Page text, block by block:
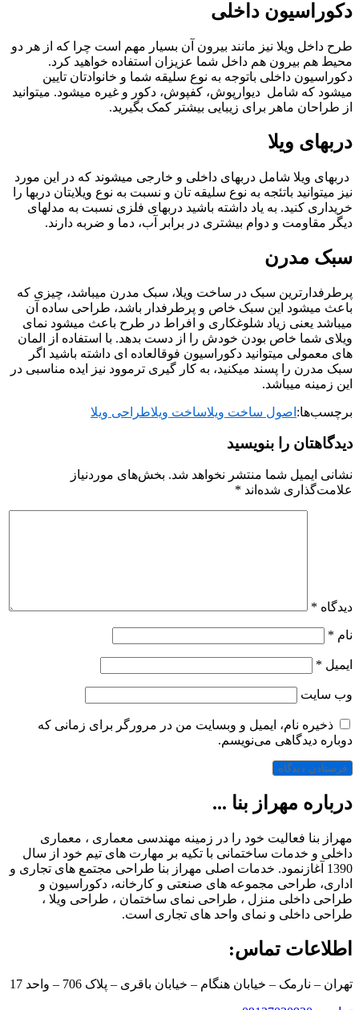
دکوراسیون داخلی
طرح داخل ویلا نیز مانند بیرون آن بسیار مهم است چرا که از هر دو
محیط هم بیرون هم داخل شما عزیزان استفاده خواهید کرد.
دکوراسیون داخلی باتوجه به نوع سلیقه شما و خانوادتان تایین
میشود که شامل دیوارپوش، کفپوش، دکور و غیره میشود. میتوانید
از طراحان ماهر برای زیبایی بیشتر کمک بگیرید.
دربهای ویلا
دربهای ویلا شامل دربهای داخلی و خارجی میشوند که در این مورد
نیز میتوانید باتئجه به نوع سلیقه تان و نسبت به نوع ویلایتان دربها را
خریداری کنید. به یاد داشته باشید دربهای فلزی نسبت به مدلهای
دیگر مقاومت و دوام بیشتری در برابر آب، دما و ضربه دارند.
سبک مدرن
پرطرفدارترین سبک در ساخت ویلا، سبک مدرن میباشد، چیزی که
باعث میشود این سبک خاص و پرطرفدار باشد، طراحی ساده آن
میباشد یعنی زیاد شلوغکاری و افراط در طرح باعث میشود نمای
ویلای شما خاص بودن خودش را از دست بدهد. با استفاده از المان
های معمولی میتوانید دکوراسیون فوقالعاده ای داشته باشید اگر
سبک مدرن را پسند میکنید، به کار گیری ترموود نیز ایده مناسبی در
این زمینه میباشد.
برچسب‌ها: اصول ساخت ویلاساخت ویلاطراحی ویلا
دیدگاهتان را بنویسید
نشانی ایمیل شما منتشر نخواهد شد. بخش‌های موردنیاز
علامت‌گذاری شده‌اند *
دیدگاه *
نام *
ایمیل *
وب‌ سایت
ذخیره نام، ایمیل و وبسایت من در مرورگر برای زمانی که
دوباره دیدگاهی می‌نویسم.
درباره مهراز بنا ...
مهراز بنا فعالیت خود را در زمینه مهندسی معماری ، معماری
داخلی و خدمات ساختمانی با تکیه بر مهارت های تیم خود از سال
1390 آغازنمود. خدمات اصلی مهراز بنا طراحی مجتمع های تجاری و
اداری، طراحی مجموعه های صنعتی و کارخانه، دکوراسیون و
طراحی داخلی منزل ، طراحی نمای ساختمان ، طراحی ویلا ،
طراحی داخلی و نمای واحد های تجاری است.
اطلاعات تماس:
تهران – نارمک – خیابان هنگام – خیابان باقری – پلاک 706 – واحد 17